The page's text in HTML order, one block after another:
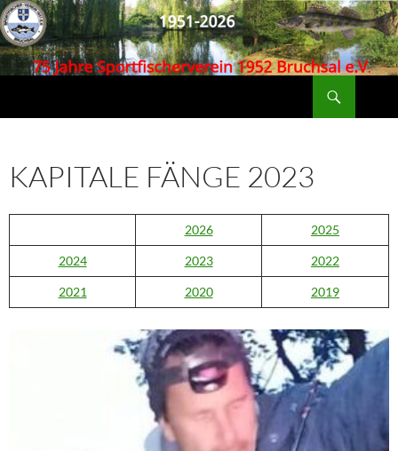
Zum
Inhalt
springen
KAPITALE FÄNGE 2023
2026 2025
2024 2023 2022
2021 2020 2019